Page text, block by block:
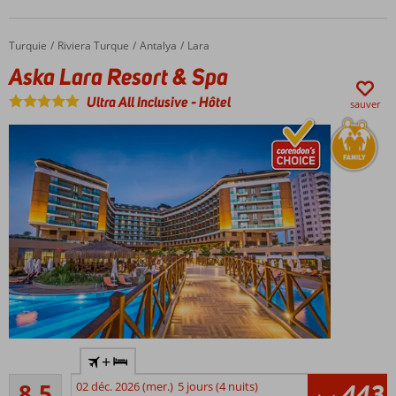
A 250
m de
plage
Accueil
Turquie Riviera Turque Antalya Lara
Aska Lara Resort & Spa
Aska Lara Resort & Spa
Ultra All Inclusive-Hôtel sauver
sable
Recommandé
+
02 déc. 2026 (mer.) 5 jours (4 nuits)